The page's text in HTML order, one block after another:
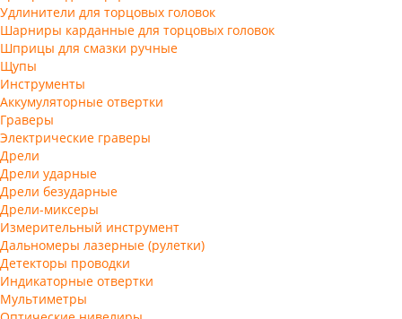
Удлинители для торцовых головок
Шарниры карданные для торцовых головок
Шприцы для смазки ручные
Щупы
Инструменты
Аккумуляторные отвертки
Граверы
Электрические граверы
Дрели
Дрели ударные
Дрели безударные
Дрели-миксеры
Измерительный инструмент
Дальномеры лазерные (рулетки)
Детекторы проводки
Индикаторные отвертки
Мультиметры